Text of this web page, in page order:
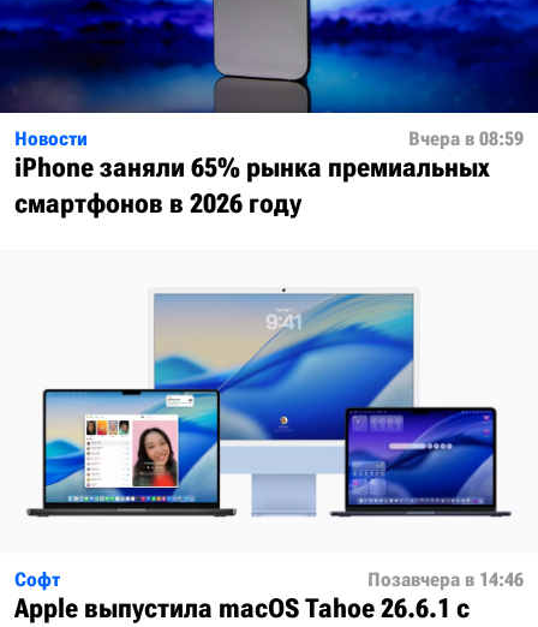
Новости Вчера в 08:59
iPhone заняли 65% рынка премиальных
смартфонов в 2026 году
Софт Позавчера в 14:46
Apple выпустила macOS Tahoe 26.6.1 с